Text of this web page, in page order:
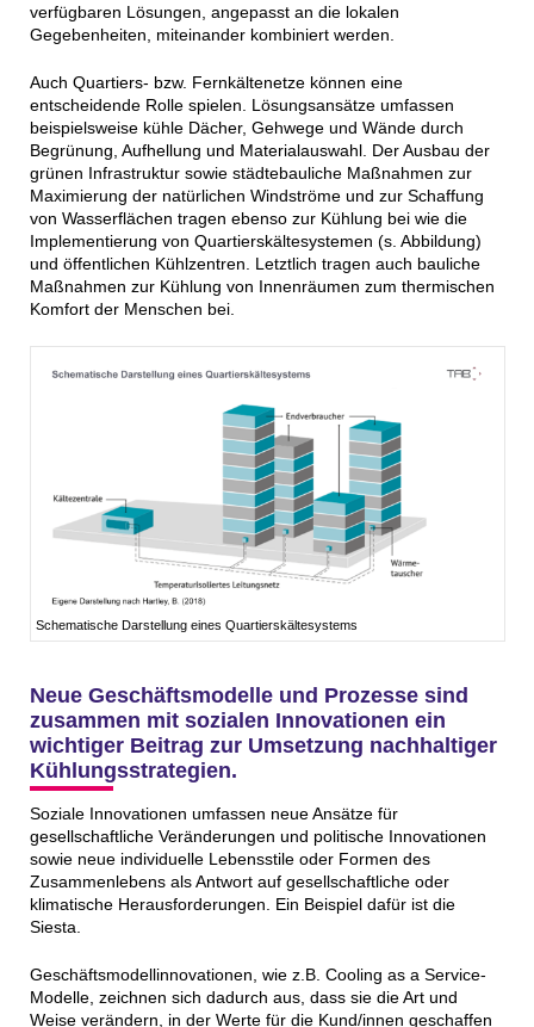
verfügbaren Lösungen, angepasst an die lokalen
Gegebenheiten, miteinander kombiniert werden.
Auch Quartiers- bzw. Fernkältenetze können eine
entscheidende Rolle spielen. Lösungsansätze umfassen
beispielsweise kühle Dächer, Gehwege und Wände durch
Begrünung, Aufhellung und Materialauswahl. Der Ausbau der
grünen Infrastruktur sowie städtebauliche Maßnahmen zur
Maximierung der natürlichen Windströme und zur Schaffung
von Wasserflächen tragen ebenso zur Kühlung bei wie die
Implementierung von Quartierskältesystemen (s. Abbildung)
und öffentlichen Kühlzentren. Letztlich tragen auch bauliche
Maßnahmen zur Kühlung von Innenräumen zum thermischen
Komfort der Menschen bei.
Schematische Darstellung eines Quartierskältesystems
Neue Geschäftsmodelle und Prozesse sind
zusammen mit sozialen Innovationen ein
wichtiger Beitrag zur Umsetzung nachhaltiger
Kühlungsstrategien.
Soziale Innovationen umfassen neue Ansätze für
gesellschaftliche Veränderungen und politische Innovationen
sowie neue individuelle Lebensstile oder Formen des
Zusammenlebens als Antwort auf gesellschaftliche oder
klimatische Herausforderungen. Ein Beispiel dafür ist die
Siesta.
Geschäftsmodellinnovationen, wie z.B. Cooling as a Service-
Modelle, zeichnen sich dadurch aus, dass sie die Art und
Weise verändern, in der Werte für die Kund/innen geschaffen